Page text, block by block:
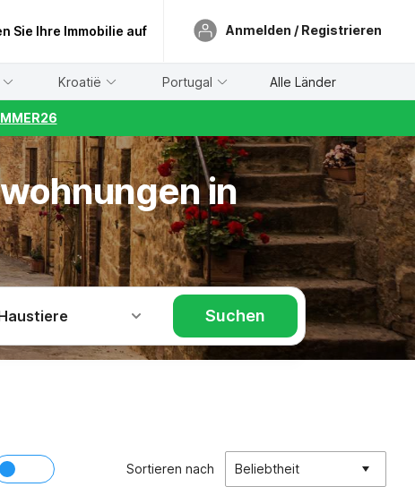
Sie Ihre Immobilie auf Anmelden / Registrieren
Kroatië Portugal Alle Länder
in
Suchen
Sortieren nach Beliebtheit